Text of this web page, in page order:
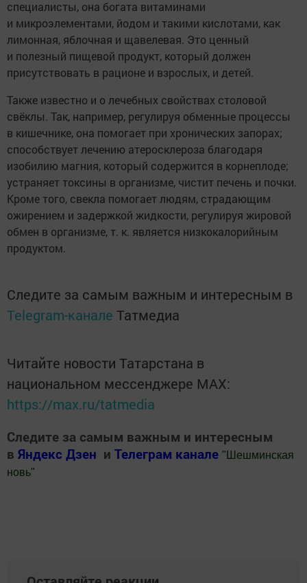
специалисты, она богата витаминами
и микроэлементами, йодом и такими кислотами, как
лимонная, яблочная и щавелевая. Это ценный
и полезный пищевой продукт, который должен
присутствовать в рационе и взрослых, и детей.
Также известно и о лечебных свойствах столовой
свёклы. Так, например, регулируя обменные процессы
в кишечнике, она помогает при хронических запорах;
способствует лечению атеросклероза благодаря
изобилию магния, который содержится в корнеплоде;
устраняет токсины в организме, чистит печень и почки.
Кроме того, свекла помогает людям, страдающим
ожирением и задержкой жидкости, регулируя жировой
обмен в организме, т. к. является низкокалорийным
продуктом.
Следите за самым важным и интересным в
Telegram-канале Татмедиа
Читайте новости Татарстана в
национальном мессенджере MАХ:
https://max.ru/tatmedia
Следите за самым важным и интересным
в Яндекс Дзен и Телеграм канале " Шешминская
новь"